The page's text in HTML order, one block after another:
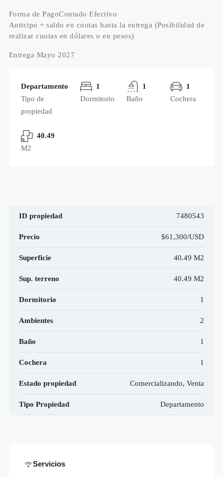
Forma de PagoContado Efectivo
Anticipo + saldo en cuotas hasta la entrega (Posibilidad de
realizar cuotas en dólares o en pesos)
Entrega Mayo 2027
Departamento
Tipo de
propiedad
1
Dormitorio
1
Baño
1
Cochera
40.49
M2
ID propiedad 7480543
Precio $61,300/USD
Superficie 40.49 M2
Sup. terreno 40.49 M2
Dormitorio 1
Ambientes 2
Baño 1
Cochera 1
Estado propiedad Comercializando, Venta
Tipo Propiedad Departamento
Servicios